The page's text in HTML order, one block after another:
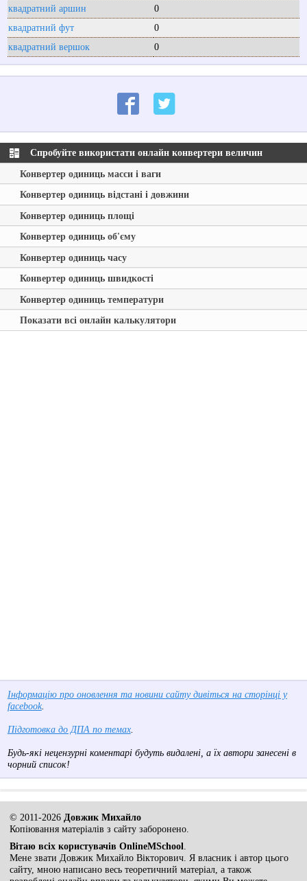
квадратний аршин
0
квадратний фут
0
квадратний вершок
0
Спробуйте використати онлайн конвертери величин
Конвертер одиниць масси і ваги
Конвертер одиниць відстані і довжини
Конвертер одиниць площі
Конвертер одиниць об'єму
Конвертер одиниць часу
Конвертер одиниць швидкості
Конвертер одиниць температури
Показати всі онлайн калькулятори
Інформацію про оновлення та новини сайту дивіться на сторінці у
facebook.
Підготовка до ДПА по темах.
Будь-які нецензурні коментарі будуть видалені, а їх автори занесені в
чорний список!
© 2011-2026 Довжик Михайло
Копіювання матеріалів з сайту заборонено.
Вітаю всіх користувачів OnlineMSchool
Мене звати Довжик Михайло Вікторович. Я власник і автор цього
сайту, мною написано весь теоретичний матеріал, а також